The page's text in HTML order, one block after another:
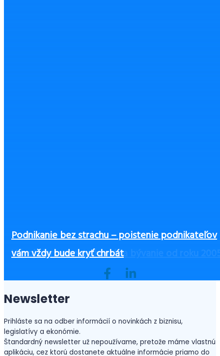
Ako začať podnikať bez peňazí?
Čo zvážiť pri výbere výbavy pre zamestnancov,
ste ušetrili a zvýšili bezpečnosť
Československý daňový a účtovný kongres 2025
3 zásadné piliere office manažérky
Vývoj cien nehnuteľností na bývanie od roku
Podnikanie bez strachu – poistenie podnikateľov
vám vždy bude kryť chrbát
Newsletter
Prihláste sa na odber informácií o novinkách z biznisu,
legislatívy a ekonómie.
Štandardný newsletter už nepoužívame, pretože máme vlastnú
aplikáciu, cez ktorú dostanete aktuálne informácie priamo do